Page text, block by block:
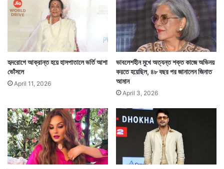
ক্রিকেটের কিংবদন্তি পেসার বাংলার ঝুলন গোস্বামীর জীবন
অবলম্বনে তৈরি সিনেমাটিতে ঝুলনের ভূমিকায় অভিনয় করেছেন
অনুষ্কা। — সংবাদ সংস্থার সাহায্য নিয়ে লেখা
হৃদরোগে আক্রান্ত হয়ে হাসপাতালে ভর্তি আশা
ভোঁসলে
April 11, 2026
ভাবলেশহীন মুখে অত্যন্ত শক্ত কাজে অভিনয়
করতে হয়েছিল, ৪৮ বছর পর জানালেন জিনাত
আমান
April 3, 2026